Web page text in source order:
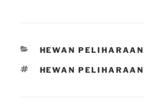
CATEGORIES
HEWAN PELIHARAAN
TAGS
HEWAN